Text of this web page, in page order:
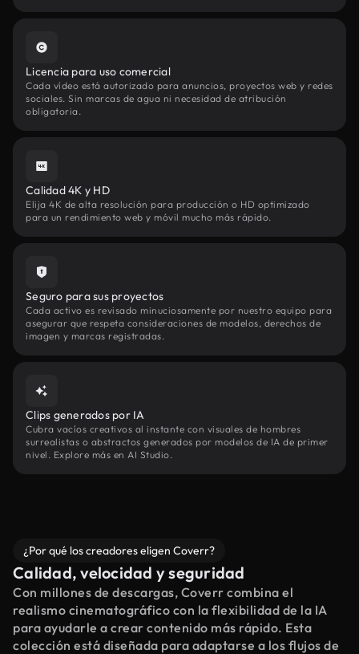
Licencia para uso comercial
Cada vídeo está autorizado para anuncios, proyectos web y redes
sociales. Sin marcas de agua ni necesidad de atribución
obligatoria.
Calidad 4K y HD
Elija 4K de alta resolución para producción o HD optimizado
para un rendimiento web y móvil mucho más rápido.
Seguro para sus proyectos
Cada activo es revisado minuciosamente por nuestro equipo para
asegurar que respeta consideraciones de modelos, derechos de
imagen y marcas registradas.
Clips generados por IA
Cubra vacíos creativos al instante con visuales de hombres
surrealistas o abstractos generados por modelos de IA de primer
nivel. Explore más en AI Studio.
¿Por qué los creadores eligen Coverr?
Calidad, velocidad y seguridad
Con millones de descargas, Coverr combina el
realismo cinematográfico con la flexibilidad de la IA
para ayudarle a crear contenido más rápido. Esta
colección está diseñada para adaptarse a los flujos de